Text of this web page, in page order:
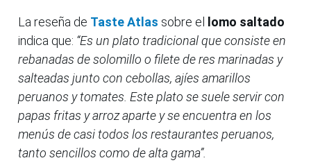
La reseña de Taste Atlas sobre el
lomo saltado
indica que: “Es un plato tradicional que consiste en
rebanadas de solomillo o filete de res marinadas y
salteadas junto con cebollas, ajíes amarillos
peruanos y tomates. Este plato se suele servir con
papas fritas y arroz aparte y se encuentra en los
menús de casi todos los restaurantes peruanos,
tanto sencillos como de alta gama”.